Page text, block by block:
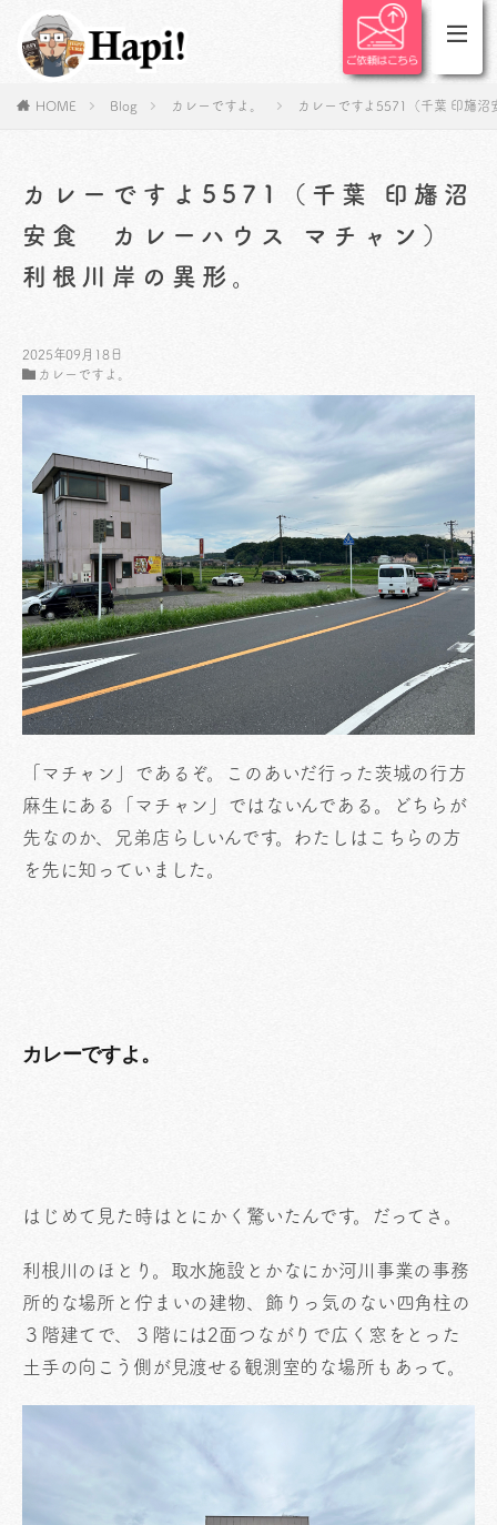
HOME Blog カレーですよ。 カレーですよ5571（千葉 印旛
カレーですよ5571（千葉 印旛沼
安食 カレーハウス マチャン）
利根川岸の異形。
2025年09月18日
カレーですよ。
「マチャン」であるぞ。このあいだ行った茨城の行方
麻生にある「マチャン」ではないんである。どちらが
先なのか、兄弟店らしいんです。わたしはこちらの方
を先に知っていました。
カレーですよ。
はじめて見た時はとにかく驚いたんです。だってさ。
利根川のほとり。取水施設とかなにか河川事業の事務
所的な場所と佇まいの建物、飾りっ気のない四角柱の
３階建てで、３階には2面つながりで広く窓をとった
土手の向こう側が見渡せる観測室的な場所もあって。